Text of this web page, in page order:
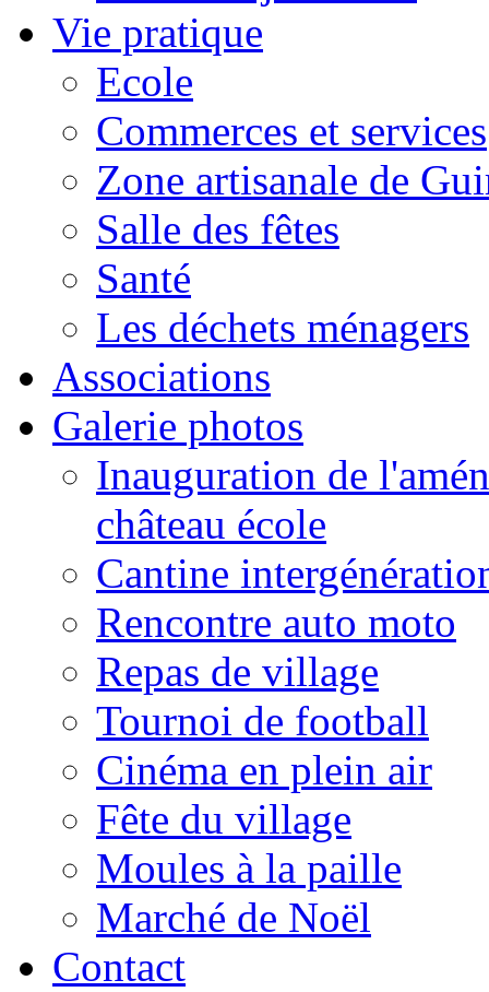
Vie pratique
Ecole
Commerces et services
Zone artisanale de
Salle des fêtes
Santé
Les déchets ménagers
Associations
Galerie photos
Inauguration de
château école
Cantine
Rencontre auto moto
Repas de village
Tournoi de football
Cinéma en plein air
Fête du village
Moules à la paille
Marché de Noël
Contact